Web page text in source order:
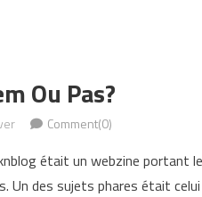
Ou Pas?
Comment(0)
était un webzine portant
Un des sujets phares était